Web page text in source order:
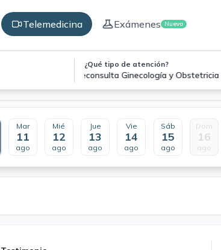
Telemedicina Exámenes Nuevo
¿Qué tipo de atención?
Teleconsulta Ginecología y Obstetricia
Mar
11
ago
Mié
12
ago
Jue
13
ago
Vie
14
ago
Sáb
15
ago
Dom
16
ago